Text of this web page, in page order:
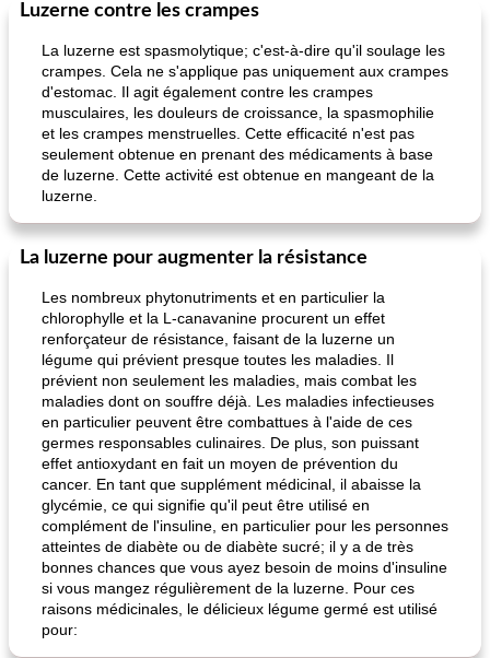
Luzerne contre les crampes
La luzerne est spasmolytique; c'est-à-dire qu'il soulage les
crampes. Cela ne s'applique pas uniquement aux crampes
d'estomac. Il agit également contre les crampes
musculaires, les douleurs de croissance, la spasmophilie
et les crampes menstruelles. Cette efficacité n'est pas
seulement obtenue en prenant des médicaments à base
de luzerne. Cette activité est obtenue en mangeant de la
luzerne.
La luzerne pour augmenter la résistance
Les nombreux phytonutriments et en particulier la
chlorophylle et la L-canavanine procurent un effet
renforçateur de résistance, faisant de la luzerne un
légume qui prévient presque toutes les maladies. Il
prévient non seulement les maladies, mais combat les
maladies dont on souffre déjà. Les maladies infectieuses
en particulier peuvent être combattues à l'aide de ces
germes responsables culinaires. De plus, son puissant
effet antioxydant en fait un moyen de prévention du
cancer. En tant que supplément médicinal, il abaisse la
glycémie, ce qui signifie qu'il peut être utilisé en
complément de l'insuline, en particulier pour les personnes
atteintes de diabète ou de diabète sucré; il y a de très
bonnes chances que vous ayez besoin de moins d'insuline
si vous mangez régulièrement de la luzerne. Pour ces
raisons médicinales, le délicieux légume germé est utilisé
pour: